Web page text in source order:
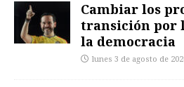
Cambiar los
transición por
la democracia
lunes 3 de agosto de